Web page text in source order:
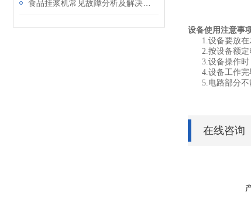
设备使用注意事
1.设备要放在
2.按设备额定
3.设备操作时
4.设备工作完
5.电路部分
在线咨询